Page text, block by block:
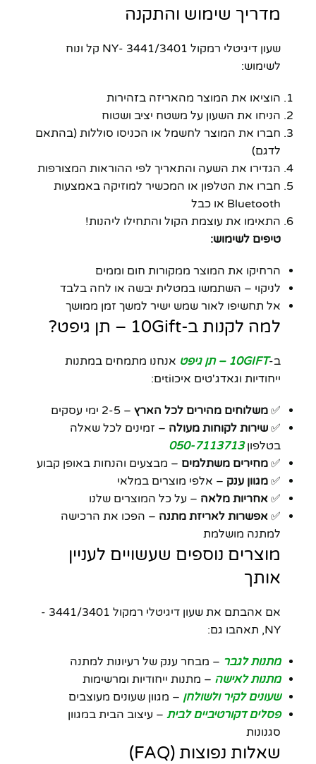
מדריך שימוש והתקנה
שעון דיגיטלי רמקול 3441/3401 -NY קל ונוח
לשימוש:
הוציאו את המוצר מהאריזה בזהירות
הניחו את השעון על משטח יציב ושטוח
חברו את המוצר לחשמל או הכניסו סוללות (בהתאם
לדגם)
הגדירו את השעה והתאריך לפי ההוראות המצורפות
חברו את הטלפון או המכשיר למוזיקה באמצעות
Bluetooth או כבל
התאימו את עוצמת הקול והתחילו ליהנות!
טיפים לשימוש:
הרחיקו את המוצר ממקורות חום וממים
לניקוי – השתמשו במטלית יבשה או לחה בלבד
אל תחשיפו לאור שמש ישיר למשך זמן ממושך
למה לקנות ב-10Gift – תן גיפט?
ב-10GIFT – תן גיפט
אנחנו מתמחים במתנות
ייחודיות וגאדג'טים איכוtiים:
✅ משלוחים מהירים לכל הארץ – 2-5 ימי עסקים
✅ שירות לקוחות מעולה – זמינים לכל שאלה
בטלפון050-7113713
✅ מחירים משתלמים – מבצעים והנחות באופן קבוע
✅ מגוון ענק – אלפי מוצרים במלאי
✅ אחריות מלאה – על כל המוצרים שלנו
✅ אפשרות לאריזת מתנה – הפכו את הרכישה
למתנה מושלמת
מוצרים נוספים שעשויים לעניין
אותך
אם אהבתם את שעון דיגיטלי רמקול 3441/3401 -
NY, תאהבו גם:
מתנות לגבר – מבחר ענק של רעיונות למתנה
מתנות לאישה – מתנות ייחודיות ומרשימות
שעונים לקיר ולשולחן – מגוון שעונים מעוצבים
פסלים דקורטיביים לבית – עיצוב הבית במגוון
סגנונות
שאלות נפוצות (FAQ)